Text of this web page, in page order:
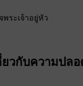
ระเจ้าอยู่หัว
ยวกับความปล